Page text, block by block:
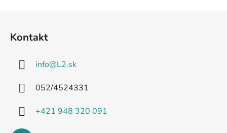
Kontakt
info@L2.sk
052/4524331
+421 948 320 091